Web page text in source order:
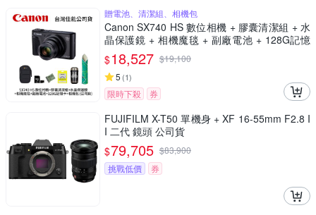
贈電池、清潔組、相機包
Canon SX740 HS 數位相機 + 膠囊清潔組 + 水
晶保護鏡 + 相機魔毯 + 副廠電池 + 128G記憶
卡 + 相機包 (公司貨)
$18,527 $19,100
5 (1)
限時下殺 券
FUJIFILM X-T50 單機身 + XF 16-55mm F2.8 I
I 二代 鏡頭 公司貨
$79,705 $83,900
挑戰低價
券